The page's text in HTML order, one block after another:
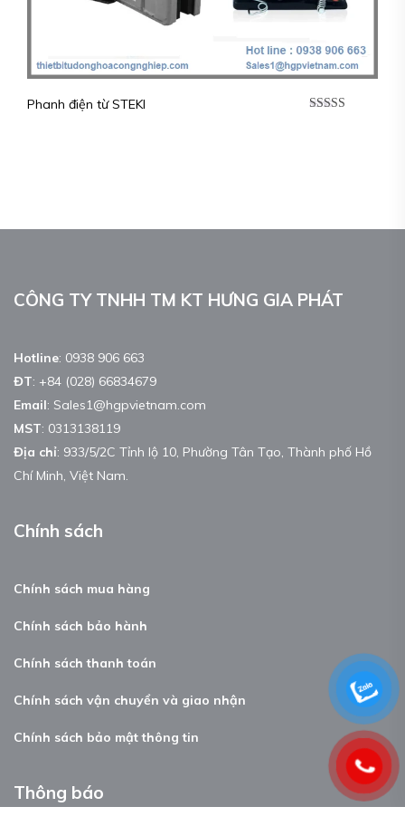
Phanh điện từ STEKI
CÔNG TY TNHH TM KT HƯNG GIA PHÁT
Hotline: 0938 906 663
ĐT: +84 (028) 66834679
Email: Sales1@hgpvietnam.com
MST: 0313138119
Địa chỉ: 933/5/2C Tỉnh lộ 10, Phường Tân Tạo, Thành phố Hồ
Chí Minh, Việt Nam.
Chính sách
Chính sách mua hàng
Chính sách bảo hành
Chính sách thanh toán
Chính sách vận chuyển và giao nhận
Chính sách bảo mật thông tin
Thông báo